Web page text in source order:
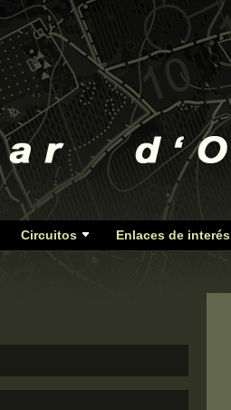
Circuitos Enlaces de interés